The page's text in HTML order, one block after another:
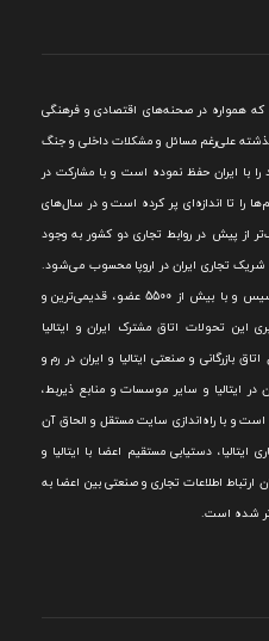
که همواره در صحنه‌های اقتصادی و فرهنگی
علی‌رغم مسائل و مشکلات داخلی و جنگ
را با ايران حفظ نموده است و با مشارکت در
را تا اندازه‌ای پر کرده است و در سال‌های
از پيش در روابط تجاری دو کشور به وجود
شريک تجاری ايران در اروپا محسوب می‌شود.
اتاق مشترک ایران و ایتالیا در سال ۱۳۷۰ تاسیس و با بیش از 5500 عضو، قدیمی‌ترین و
اين تحولات اتاق مشترک ايران و ايتاليا
و صنعتی ايتاليا و ايران در رم و
ايتاليا و ساير موسسات و منابع ذيربط،
و با راه‌اندازی سايت مستقل و الحاق آن
دستيابی مستقيم اعضا با ايتاليا و
ارتباط اطلاعات تجاری و صنعتی بين اعضا به
شده است.